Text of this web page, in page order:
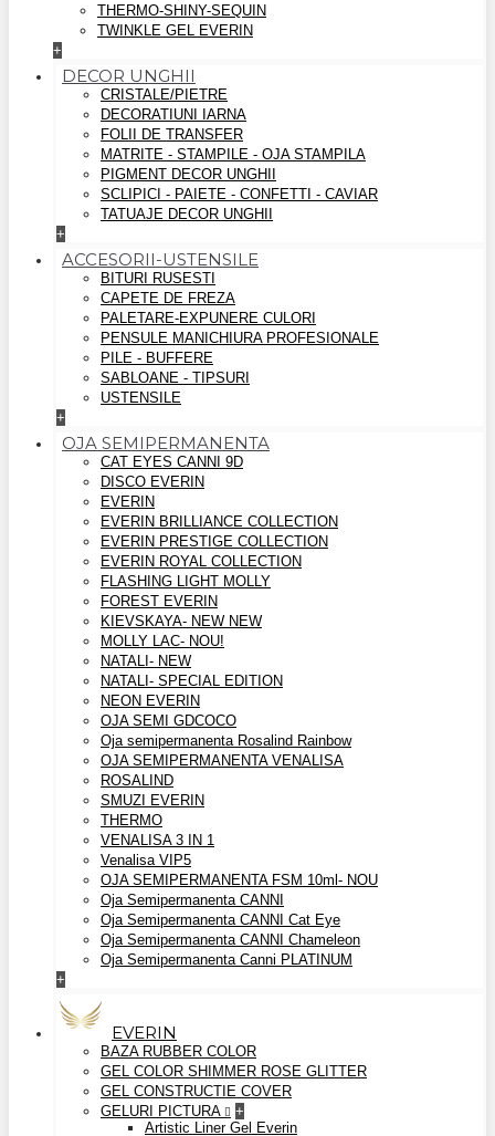
THERMO-SHINY-SEQUIN
TWINKLE GEL EVERIN
+
DECOR UNGHII
CRISTALE/PIETRE
DECORATIUNI IARNA
FOLII DE TRANSFER
MATRITE - STAMPILE - OJA STAMPILA
PIGMENT DECOR UNGHII
SCLIPICI - PAIETE - CONFETTI - CAVIAR
TATUAJE DECOR UNGHII
+
ACCESORII-USTENSILE
BITURI RUSESTI
CAPETE DE FREZA
PALETARE-EXPUNERE CULORI
PENSULE MANICHIURA PROFESIONALE
PILE - BUFFERE
SABLOANE - TIPSURI
USTENSILE
+
OJA SEMIPERMANENTA
CAT EYES CANNI 9D
DISCO EVERIN
EVERIN
EVERIN BRILLIANCE COLLECTION
EVERIN PRESTIGE COLLECTION
EVERIN ROYAL COLLECTION
FLASHING LIGHT MOLLY
FOREST EVERIN
KIEVSKAYA- NEW NEW
MOLLY LAC- NOU!
NATALI- NEW
NATALI- SPECIAL EDITION
NEON EVERIN
OJA SEMI GDCOCO
Oja semipermanenta Rosalind Rainbow
OJA SEMIPERMANENTA VENALISA
ROSALIND
SMUZI EVERIN
THERMO
VENALISA 3 IN 1
Venalisa VIP5
OJA SEMIPERMANENTA FSM 10ml- NOU
Oja Semipermanenta CANNI
Oja Semipermanenta CANNI Cat Eye
Oja Semipermanenta CANNI Chameleon
Oja Semipermanenta Canni PLATINUM
+
EVERIN
BAZA RUBBER COLOR
GEL COLOR SHIMMER ROSE GLITTER
GEL CONSTRUCTIE COVER
GELURI PICTURA
+
Artistic Liner Gel Everin